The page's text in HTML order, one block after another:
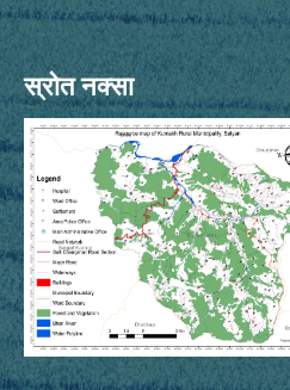
स्रोत नक्सा